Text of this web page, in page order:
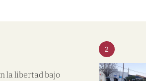
la libertad bajo
2